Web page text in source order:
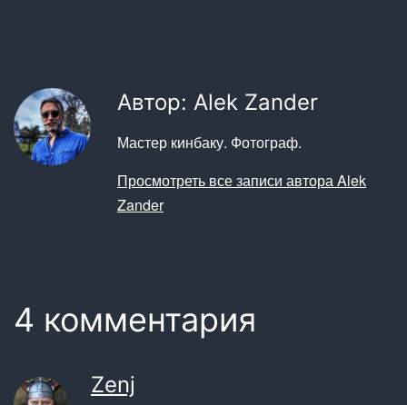
Автор: Alek Zander
Мастер кинбаку. Фотограф.
Просмотреть все записи автора Alek
Zander
4 комментария
Zenj